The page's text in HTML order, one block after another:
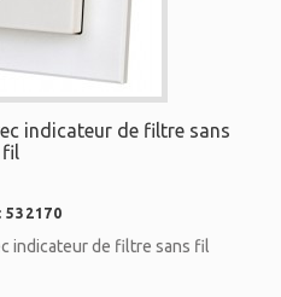
indicateur de filtre sans
fil
532170
indicateur de filtre sans fil